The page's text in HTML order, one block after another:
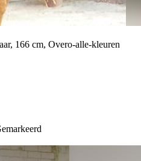
166 cm, Overo-alle-kleuren